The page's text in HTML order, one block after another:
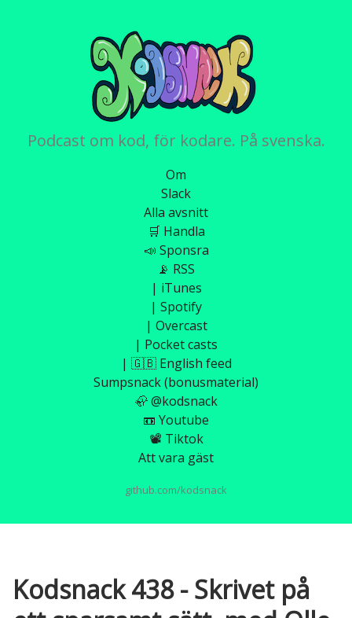
Podcast om kod, för kodare. På svenska.
Om
Slack
Alla avsnitt
🛒 Handla
📣 Sponsra
📡 RSS
| iTunes
| Spotify
| Overcast
| Pocket casts
| 🇬🇧 English feed
Sumpsnack (bonusmaterial)
🦣 @kodsnack
📼 Youtube
📽️ Tiktok
Att vara gäst
github.com/kodsnack
Kodsnack 438 - Skrivet på